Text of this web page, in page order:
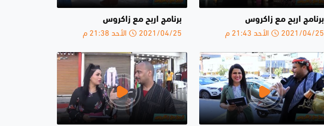
برنامج اربح مع زاكروس
2021/04/25 الأحد 21:43 م
برنامج اربح مع زاكروس
2021/04/25 الأحد 21:38 م